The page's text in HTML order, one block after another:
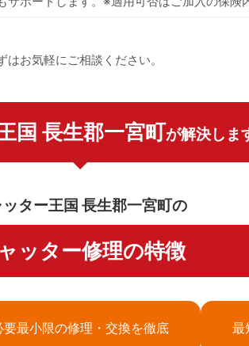
お気軽にご相談ください。
国 長生郡一宮町が解決しま
ッター王国 長生郡一宮町の
ッター修理の特徴
要最小限の修理・交換を徹底 最